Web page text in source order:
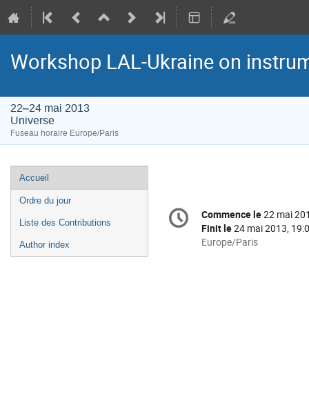
Workshop LAL-Ukraine on
22–24 mai 2013
Universe
Fuseau horaire Europe/Paris
Menu
de
l'événement
Accueil
Ordre du jour
Liste des Contributions
Author index
Information
de
Date/Heure
Commence le22 mai
Finit le24 mai 2013,
Toutes
Europe/Paris